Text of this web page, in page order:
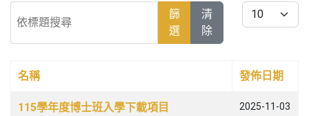
篩
選
清
除
每頁顯示條數
文章列表
名稱 發佈日期
115學年度博士班入學下載項目 2025-11-03